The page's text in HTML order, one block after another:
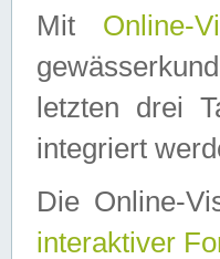
Mit Online-
letzten drei
integriert
Die Online-
interaktiver